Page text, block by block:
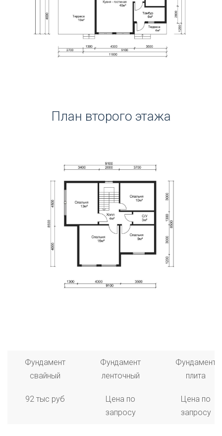
План второго этажа
Фундамент
свайный
Фундамент
ленточный
Фундамент
плита
92 тыс руб
Цена по
запросу
Цена по
запросу